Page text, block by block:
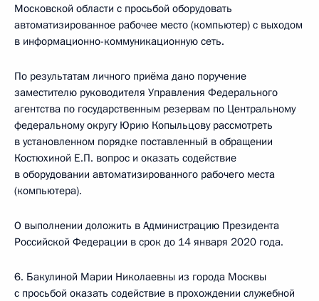
Московской области с просьбой оборудовать
автоматизированное рабочее место (компьютер) с выходом
в информационно-коммуникационную сеть.
По результатам личного приёма дано поручение
заместителю руководителя Управления Федерального
агентства по государственным резервам по Центральному
федеральному округу Юрию Копыльцову рассмотреть
в установленном порядке поставленный в обращении
Костюхиной Е.П. вопрос и оказать содействие
в оборудовании автоматизированного рабочего места
(компьютера).
О выполнении доложить в Администрацию Президента
Российской Федерации в срок до 14 января 2020 года.
6. Бакулиной Марии Николаевны из города Москвы
с просьбой оказать содействие в прохождении служебной